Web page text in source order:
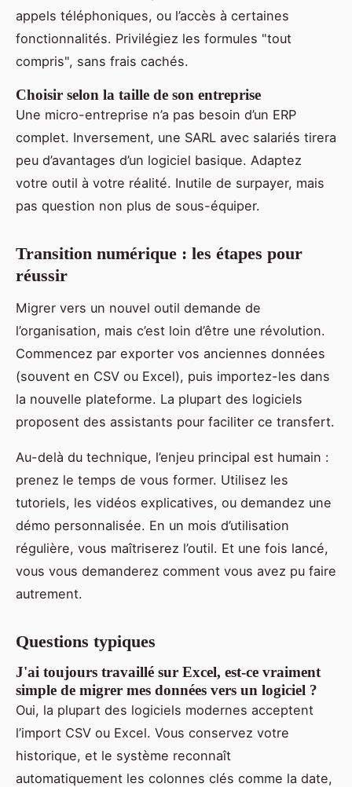
appels téléphoniques, ou l’accès à certaines
fonctionnalités. Privilégiez les formules "tout
compris", sans frais cachés.
Choisir selon la taille de son entreprise
Une micro-entreprise n’a pas besoin d’un ERP
complet. Inversement, une SARL avec salariés tirera
peu d’avantages d’un logiciel basique. Adaptez
votre outil à votre réalité. Inutile de surpayer, mais
pas question non plus de sous-équiper.
Transition numérique : les étapes pour
réussir
Migrer vers un nouvel outil demande de
l’organisation, mais c’est loin d’être une révolution.
Commencez par exporter vos anciennes données
(souvent en CSV ou Excel), puis importez-les dans
la nouvelle plateforme. La plupart des logiciels
proposent des assistants pour faciliter ce transfert.
Au-delà du technique, l’enjeu principal est humain :
prenez le temps de vous former. Utilisez les
tutoriels, les vidéos explicatives, ou demandez une
démo personnalisée. En un mois d’utilisation
régulière, vous maîtriserez l’outil. Et une fois lancé,
vous vous demanderez comment vous avez pu faire
autrement.
Questions typiques
J'ai toujours travaillé sur Excel, est-ce vraiment
simple de migrer mes données vers un logiciel ?
Oui, la plupart des logiciels modernes acceptent
l’import CSV ou Excel. Vous conservez votre
historique, et le système reconnaît
automatiquement les colonnes clés comme la date,